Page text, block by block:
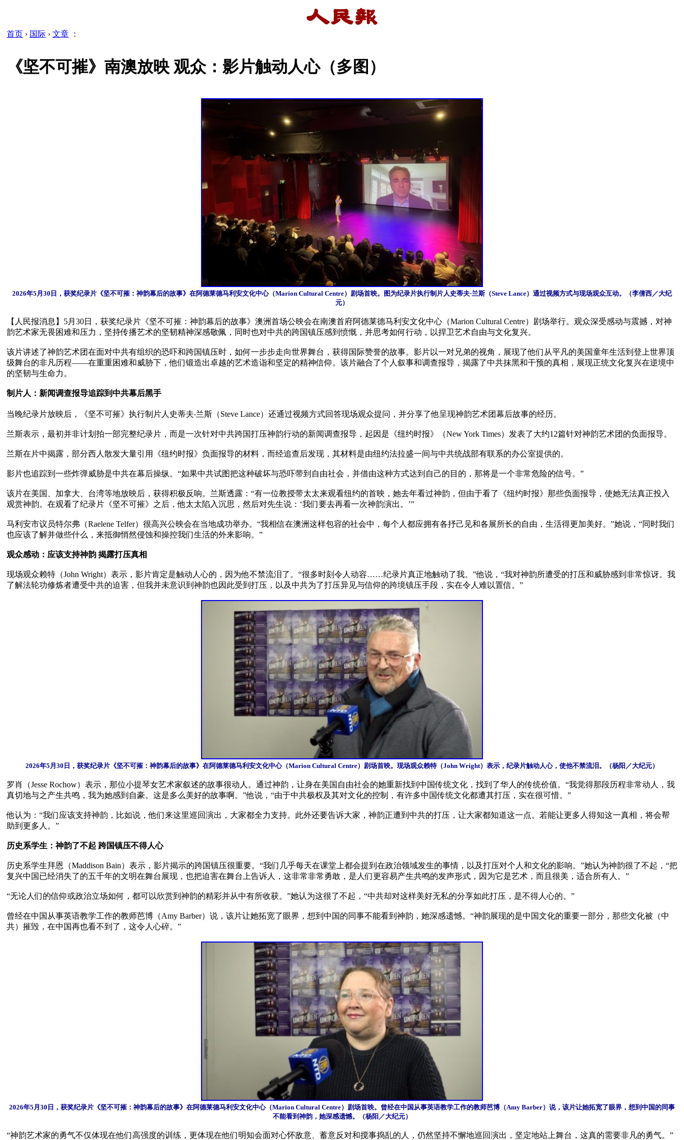
首页 › 国际 › 文章 ：
《坚不可摧》南澳放映 观众：影片触动人心（多图）
2026年5月30日，获奖纪录片《坚不可摧：神韵幕后的故事》在阿德莱德马利安文化中心（Marion Cultural Centre）剧场首映。图为纪录片执行制片人史蒂夫·兰斯（Steve Lance）通过视频方式与现场观众互动。（李倩西／大纪
元）
【人民报消息】5月30日，获奖纪录片《坚不可摧：神韵幕后的故事》澳洲首场公映会在南澳首府阿德莱德马利安文化中心（Marion Cultural Centre）剧场举行。观众深受感动与震撼，对神
韵艺术家无畏困难和压力，坚持传播艺术的坚韧精神深感敬佩，同时也对中共的跨国镇压感到愤慨，并思考如何行动，以捍卫艺术自由与文化复兴。
该片讲述了神韵艺术团在面对中共有组织的恐吓和跨国镇压时，如何一步步走向世界舞台，获得国际赞誉的故事。影片以一对兄弟的视角，展现了他们从平凡的美国童年生活到登上世界顶
级舞台的非凡历程——在重重困难和威胁下，他们锻造出卓越的艺术造诣和坚定的精神信仰。该片融合了个人叙事和调查报导，揭露了中共抹黑和干预的真相，展现正统文化复兴在逆境中
的坚韧与生命力。
制片人：新闻调查报导追踪到中共幕后黑手
当晚纪录片放映后，《坚不可摧》执行制片人史蒂夫‧兰斯（Steve Lance）还通过视频方式回答现场观众提问，并分享了他呈现神韵艺术团幕后故事的经历。
兰斯表示，最初并非计划拍一部完整纪录片，而是一次针对中共跨国打压神韵行动的新闻调查报导，起因是《纽约时报》（New York Times）发表了大约12篇针对神韵艺术团的负面报导。
兰斯在片中揭露，部分西人散发大量引用《纽约时报》负面报导的材料，而经追查后发现，其材料是由纽约法拉盛一间与中共统战部有联系的办公室提供的。
影片也追踪到一些炸弹威胁是中共在幕后操纵。“如果中共试图把这种破坏与恐吓带到自由社会，并借由这种方式达到自己的目的，那将是一个非常危险的信号。”
该片在美国、加拿大、台湾等地放映后，获得积极反响。兰斯透露：“有一位教授带太太来观看纽约的首映，她去年看过神韵，但由于看了《纽约时报》那些负面报导，使她无法真正投入
观赏神韵。在观看了纪录片《坚不可摧》之后，他太太陷入沉思，然后对先生说：‘我们要去再看一次神韵演出。’”
马利安市议员特尔弗（Raelene Telfer）很高兴公映会在当地成功举办。“我相信在澳洲这样包容的社会中，每个人都应拥有各抒己见和各展所长的自由，生活得更加美好。”她说，“同时我们
也应该了解并做些什么，来抵御悄然侵蚀和操控我们生活的外来影响。”
观众感动：应该支持神韵 揭露打压真相
现场观众赖特（John Wright）表示，影片肯定是触动人心的，因为他不禁流泪了。“很多时刻令人动容……纪录片真正地触动了我。”他说，“我对神韵所遭受的打压和威胁感到非常惊讶。我
了解法轮功修炼者遭受中共的迫害，但我并未意识到神韵也因此受到打压，以及中共为了打压异见与信仰的跨境镇压手段，实在令人难以置信。”
2026年5月30日，获奖纪录片《坚不可摧：神韵幕后的故事》在阿德莱德马利安文化中心（Marion Cultural Centre）剧场首映。现场观众赖特（John Wright）表示，纪录片触动人心，使他不禁流泪。（杨阳／大纪元）
罗肖（Jesse Rochow）表示，那位小提琴女艺术家叙述的故事很动人。通过神韵，让身在美国自由社会的她重新找到中国传统文化，找到了华人的传统价值。“我觉得那段历程非常动人，我
真切地与之产生共鸣，我为她感到自豪。这是多么美好的故事啊。”他说，“由于中共极权及其对文化的控制，有许多中国传统文化都遭其打压，实在很可惜。”
他认为：“我们应该支持神韵，比如说，他们来这里巡回演出，大家都全力支持。此外还要告诉大家，神韵正遭到中共的打压，让大家都知道这一点。若能让更多人得知这一真相，将会帮
助到更多人。”
历史系学生：神韵了不起 跨国镇压不得人心
历史系学生拜恩（Maddison Bain）表示，影片揭示的跨国镇压很重要。“我们几乎每天在课堂上都会提到在政治领域发生的事情，以及打压对个人和文化的影响。”她认为神韵很了不起，“把
复兴中国已经消失了的五千年的文明在舞台展现，也把迫害在舞台上告诉人，这非常非常勇敢，是人们更容易产生共鸣的发声形式，因为它是艺术，而且很美，适合所有人。”
“无论人们的信仰或政治立场如何，都可以欣赏到神韵的精彩并从中有所收获。”她认为这很了不起，“中共却对这样美好无私的分享如此打压，是不得人心的。”
曾经在中国从事英语教学工作的教师芭博（Amy Barber）说，该片让她拓宽了眼界，想到中国的同事不能看到神韵，她深感遗憾。“神韵展现的是中国文化的重要一部分，那些文化被（中
共）摧毁，在中国再也看不到了，这令人心碎。”
2026年5月30日，获奖纪录片《坚不可摧：神韵幕后的故事》在阿德莱德马利安文化中心（Marion Cultural Centre）剧场首映。曾经在中国从事英语教学工作的教师芭博（Amy Barber）说，该片让她拓宽了眼界，想到中国的同事
不能看到神韵，她深感遗憾。（杨阳／大纪元）
“神韵艺术家的勇气不仅体现在他们高强度的训练，更体现在他们明知会面对心怀敌意、蓄意反对和搅事捣乱的人，仍然坚持不懈地巡回演出，坚定地站上舞台，这真的需要非凡的勇气。”